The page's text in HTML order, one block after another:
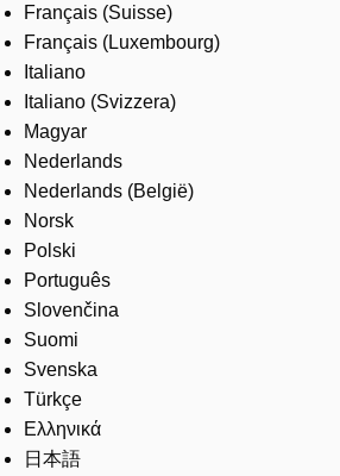
Français (Suisse)
Français (Luxembourg)
Italiano
Italiano (Svizzera)
Magyar
Nederlands
Nederlands (België)
Norsk
Polski
Português
Slovenčina
Suomi
Svenska
Türkçe
Ελληνικά
日本語